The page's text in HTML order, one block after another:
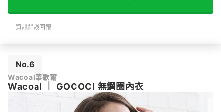
資訊錯誤回報
No.6
Wacoal華歌爾
Wacoal GOCOCI 無鋼圈內衣